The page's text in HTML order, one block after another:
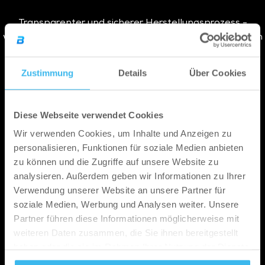
Zustimmung Details Über Cookies
Diese Webseite verwendet Cookies
Wir verwenden Cookies, um Inhalte und Anzeigen zu
personalisieren, Funktionen für soziale Medien anbieten
zu können und die Zugriffe auf unsere Website zu
analysieren. Außerdem geben wir Informationen zu Ihrer
Verwendung unserer Website an unsere Partner für
soziale Medien, Werbung und Analysen weiter. Unsere
Partner führen diese Informationen möglicherweise mit
weiteren Daten zusammen, die Sie ihnen bereitgestellt
gesammelt haben.
Transparenter und sicherer Herstellungsprozess -
wir führen jährlich
Laboruntersuchungen durch
Unsere Sportler